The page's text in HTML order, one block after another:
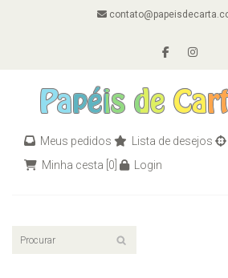
Meus pedidos Lista de desejos
Minha cesta [0] Login